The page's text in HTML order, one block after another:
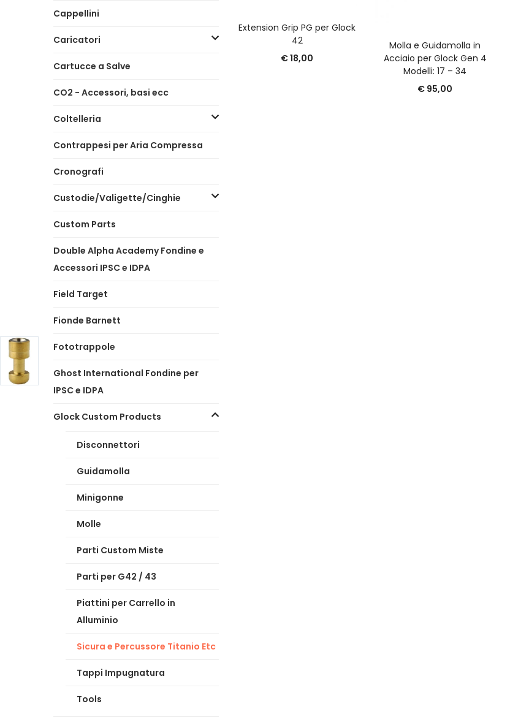
Extension Grip PG per Glock
42
€18,00
Molla e Guidamolla in
Acciaio per Glock Gen 4
Modelli: 17 – 34
€ 95,00
Cappellini
Caricatori
Cartucce a Salve
CO2 - Accessori, basi ecc
Coltelleria
Contrappesi per Aria Compressa
Cronografi
Custodie/Valigette/Cinghie
Custom Parts
Double Alpha Academy Fondine e
Accessori IPSC e IDPA
Field Target
Fionde Barnett
Fototrappole
Ghost International Fondine per
IPSC e IDPA
Glock Custom Products
Disconnettori
Guidamolla
Minigonne
Molle
Parti Custom Miste
Parti per G42 / 43
Piattini per Carrello in
Alluminio
Sicura e Percussore Titanio Etc
Tappi Impugnatura
Tools